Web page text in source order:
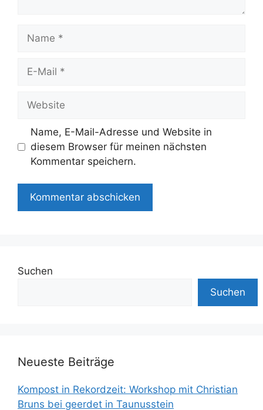
Mail
Name, E-Mail-Adresse und Website in
diesem Browser für meinen nächsten
Kommentar speichern.
Suchen
Suchen
Neueste Beiträge
Kompost in Rekordzeit: Workshop mit Christian
Bruns bei geerdet in Taunusstein